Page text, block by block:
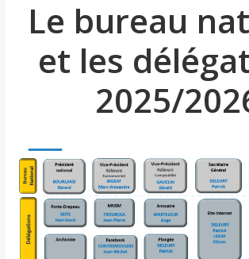
Le bureau
et les
2025/